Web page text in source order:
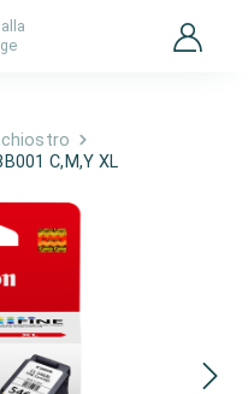
C,M,Y XL